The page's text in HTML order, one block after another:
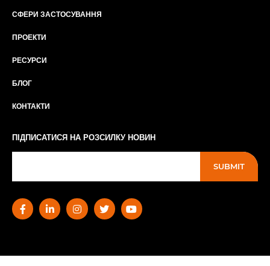
СФЕРИ ЗАСТОСУВАННЯ
ПРОЕКТИ
РЕСУРСИ
БЛОГ
КОНТАКТИ
ПІДПИСАТИСЯ НА РОЗСИЛКУ НОВИН
SUBMIT